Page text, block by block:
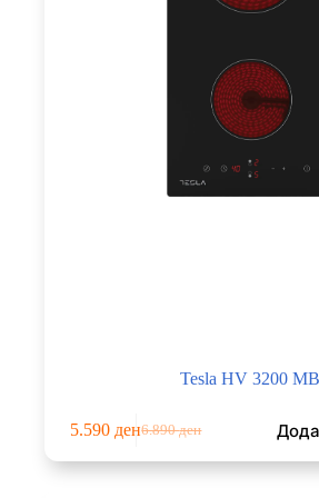
Tesla HV 3200 MB
6.890ден
Original
price
5.590 денCurrent
price